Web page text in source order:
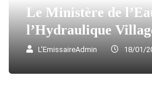
Le Ministère de
l’Hydraulique
L'EmissaireAdmin 18/01/